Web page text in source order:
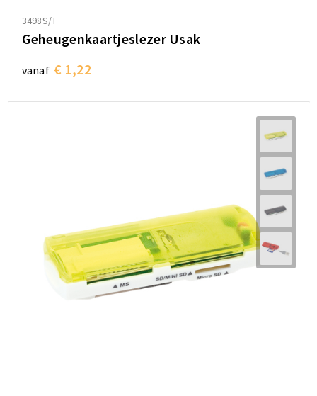
3498S/T
Geheugenkaartjeslezer Usak
vanaf € 1,22